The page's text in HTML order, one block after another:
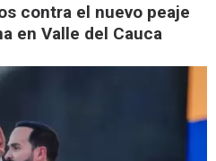
contra el nuevo peaje
en Valle del Cauca